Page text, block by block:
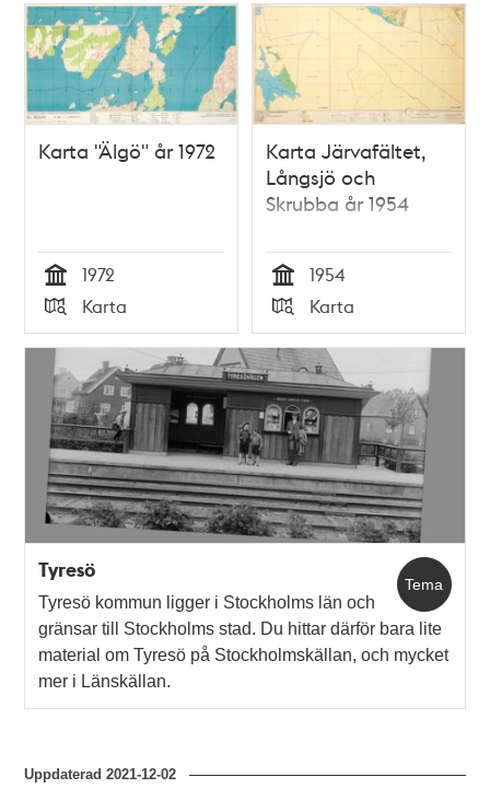
Karta "Älgö" år 1972
Tid
1972
Typ
Karta
Karta Järvafältet,
Långsjö och
Skrubba år 1954
Tid
1954
Typ
Karta
Tema
Tyresö
Tyresö kommun ligger i Stockholms län och
gränsar till Stockholms stad. Du hittar därför bara lite
material om Tyresö på Stockholmskällan, och mycket
mer i Länskällan.
Uppdaterad2021-12-02